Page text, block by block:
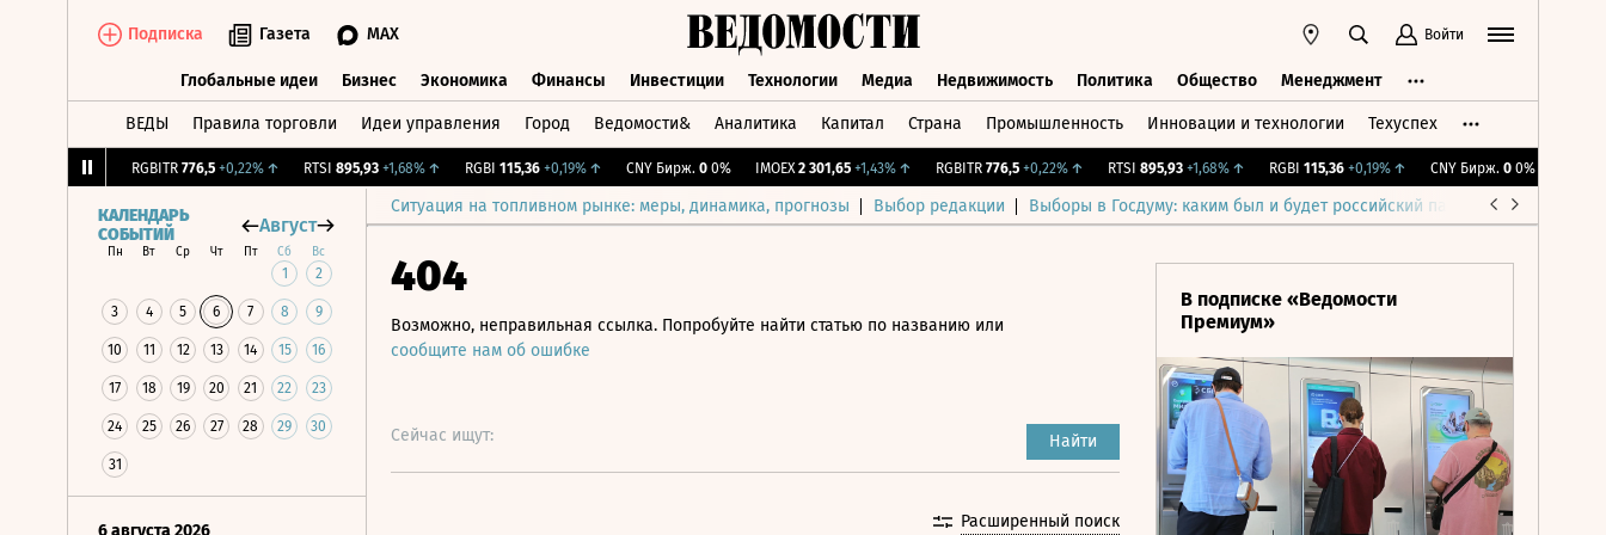
Подписка Газета MAX Войти
Глобальные идеи Бизнес Экономика Финансы Инвестиции Технологии Медиа Недвижимость Политика Общество Менеджмент
ВЕДЫ Правила торговли Идеи управления Город Ведомости& Аналитика Капитал Страна Промышленность Инновации и технологии Техуспех
RGBITR 776,5 +0,22%↑ RTSI 895,93 +1,68%↑ RGBI 115,36 +0,19% ↑ CNY Бирж. 0 0% IMOEX 2 301,65 +1,43%↑ RGBITR 776,5 +0,22%↑ RTSI 895,93 +1,68%↑ RGBI 115,36 +0,19% ↑ CNY Бирж. 0 0%
Ситуация на топливном рынке: меры, динамика, прогнозы Выбор редакции Выборы в Госдуму: каким был и будет российский парламент
КАЛЕНДАРЬ
СОБЫТИЙ
Август
Пн Вт Ср Чт Пт Сб Вс
1 2
3 4 5 6 7 8 9
10 11 12 13 14 15 16
17 18 19 20 21 22 23
24 25 26 27 28 29 30
31
6 августа 2026
404
Возможно, неправильная ссылка. Попробуйте найти статью по названию или
сообщите нам об ошибке
Сейчас ищут: Найти
Расширенный поиск
В подписке «Ведомости
Премиум»